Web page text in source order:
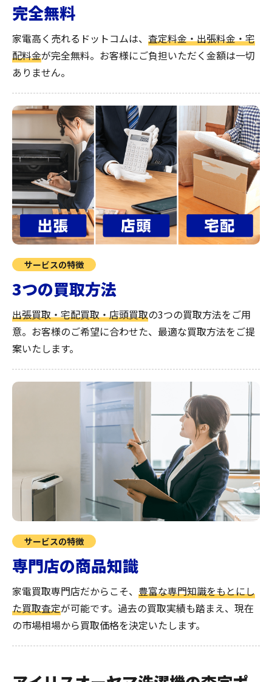
完全無料
家電高く売れるドットコムは、 査定料金・出張料金・宅
配料金が完全無料。 お客様にご負担いただく金額は一切
ありません。
サービスの特徴
3つの買取方法
出張買取・宅配買取・店頭買取の3つの買取方法をご用
意。お客様のご希望に合わせた、最適な買取方法をご提
案いたします。
サービスの特徴
専門店の商品知識
家電買取専門店だからこそ、 豊富な専門知識をもとにし
た買取査定が可能です。過去の買取実績も踏まえ、現在
の市場相場から買取価格を決定いたします。